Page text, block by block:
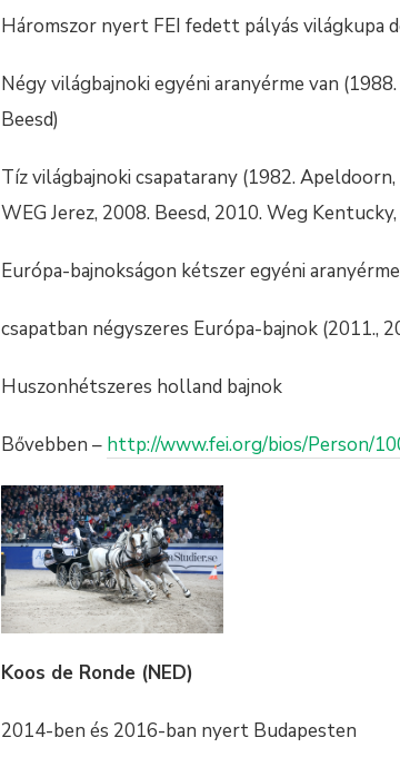
Háromszor nyert FEI fedett pályás világkupa
Négy világbajnoki egyéni aranyérme van
Beesd)
Tíz világbajnoki csapatarany (1982.
WEG Jerez, 2008. Beesd, 2010. Weg
Európa-bajnokságon kétszer egyéni
csapatban négyszeres Európa-bajnok (2011.,
Huszonhétszeres holland bajnok
Bővebben – http://www.fei.org/bios/Person/
Koos de Ronde (NED)
2014-ben és 2016-ban nyert Budapesten